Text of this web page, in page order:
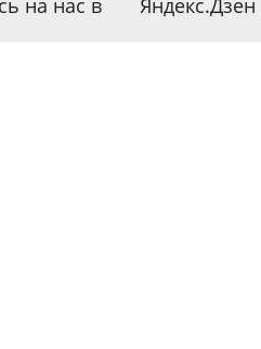
на нас в Яндекс.Дзен